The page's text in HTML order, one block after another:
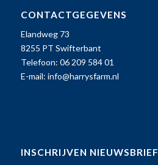
CONTACTGEGEVENS
Elandweg 73
8255 PT Swifterbant
Telefoon: 06 209 584 01
E-mail: info@harrysfarm.nl
INSCHRIJVEN NIEUWSBRIEF